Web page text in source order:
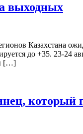
выходных
Казахстана
до +35. 23-24
[…]
который